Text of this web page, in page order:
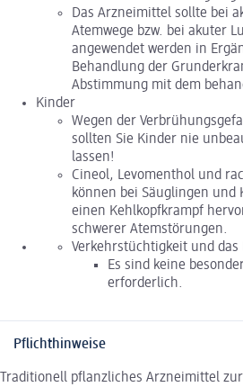
Das Arzneimittel sollte bei
Atemwege bzw. bei akuter
angewendet werden in
Behandlung der
Abstimmung mit dem
Kinder
Wegen der
sollten Sie Kinder nie
lassen!
Cineol, Levomenthol und
können bei Säuglingen und
einen Kehlkopfkrampf
schwerer Atemstörungen.
Verkehrstüchtigkeit und
Es sind keine
erforderlich.
Pflichthinweise
Traditionell pflanzliches Arzneimittel